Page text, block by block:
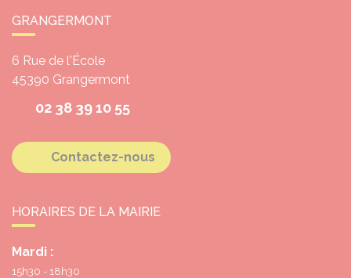
GRANGERMONT
6 Rue de l'École
45390 Grangermont
02 38 39 10 55
Contactez-nous
HORAIRES DE LA MAIRIE
Mardi :
15h30 - 18h30